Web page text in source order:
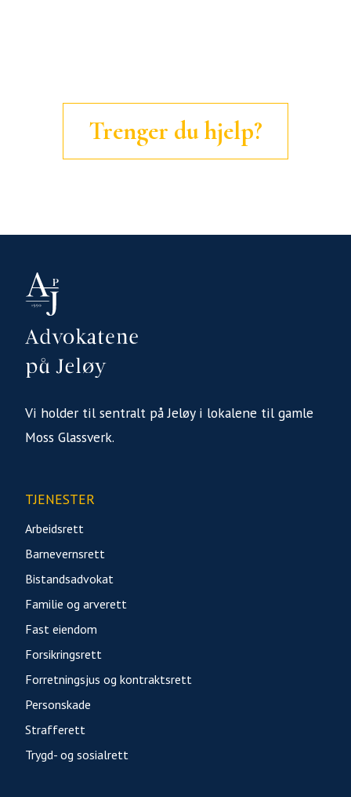
Trenger du hjelp?
Vi holder til sentralt på Jeløy i lokalene til gamle
Moss Glassverk.
TJENESTER
Arbeidsrett
Barnevernsrett
Bistandsadvokat
Familie og arverett
Fast eiendom
Forsikringsrett
Forretningsjus og kontraktsrett
Personskade
Strafferett
Trygd- og sosialrett